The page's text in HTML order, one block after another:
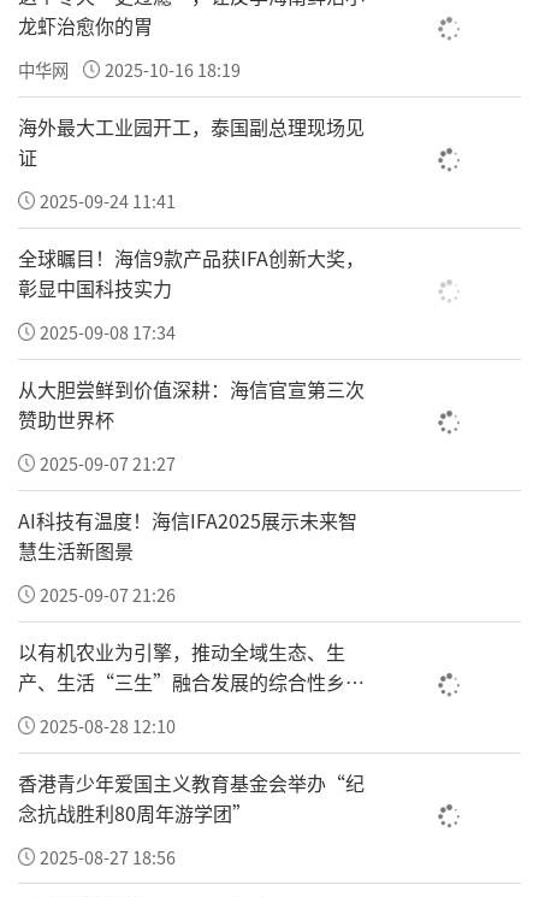
龙虾治愈你的胃
中华网 2025-10-16 18:19
海外最大工业园开工，泰国副总理现场见
证
2025-09-24 11:41
全球瞩目！海信9款产品获IFA创新大奖，
彰显中国科技实力
2025-09-08 17:34
从大胆尝鲜到价值深耕：海信官宣第三次
赞助世界杯
2025-09-07 21:27
AI科技有温度！海信IFA2025展示未来智
慧生活新图景
2025-09-07 21:26
以有机农业为引擎，推动全域生态、生
产、生活“三生”融合发展的综合性乡村
振兴“车河”
2025-08-28 12:10
香港青少年爱国主义教育基金会举办“纪
念抗战胜利80周年游学团”
2025-08-27 18:56